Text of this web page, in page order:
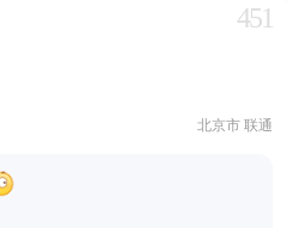
451
北京市 联通